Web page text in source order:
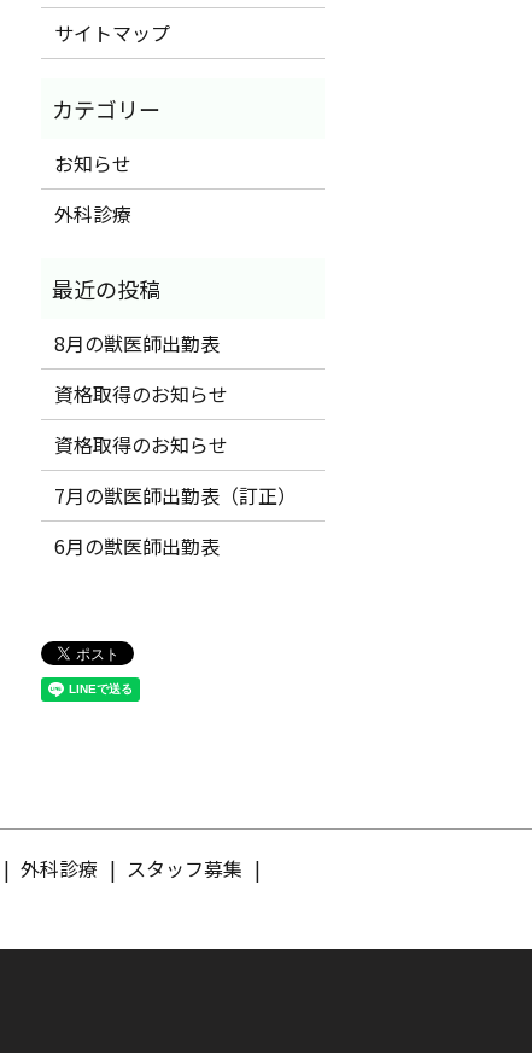
サイトマップ
お知らせ
外科診療
8月の獣医師出勤表
資格取得のお知らせ
資格取得のお知らせ
7月の獣医師出勤表（訂正）
6月の獣医師出勤表
外科診療
スタッフ募集